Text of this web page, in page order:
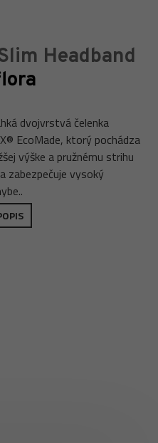
Headband
dvojvrstvá čelenka
EcoMade, ktorý pochádza
výške a pružnému strihu
zabezpečuje vysoký